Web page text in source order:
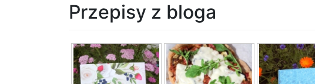
Przepisy z bloga